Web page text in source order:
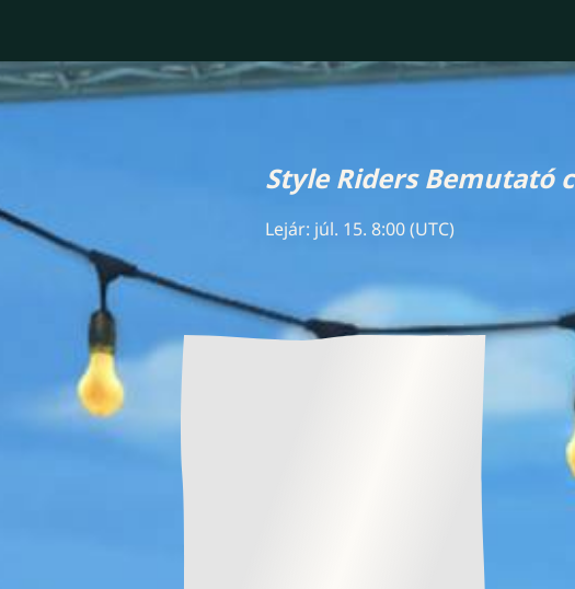
Style Riders Bemutató
Lejár: júl. 15. 8:00 (UTC)